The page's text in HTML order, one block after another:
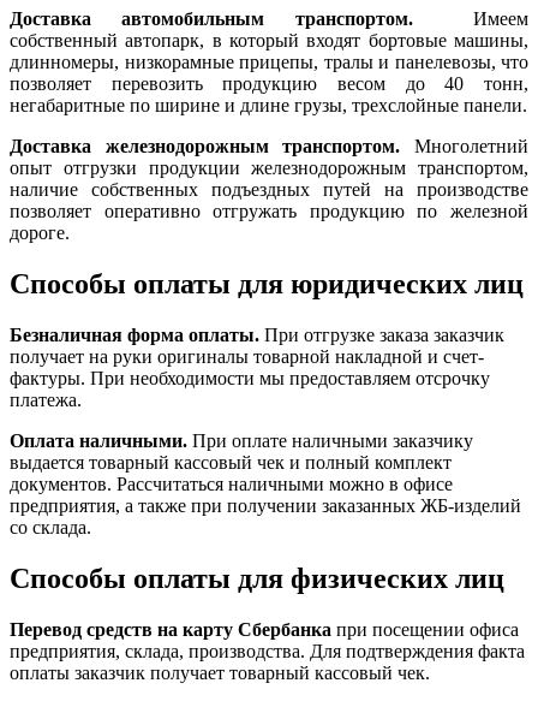
Доставка автомобильным транспортом.Имеем
собственный автопарк, в который входят бортовые машины,
длинномеры, низкорамные прицепы, тралы и панелевозы, что
позволяет перевозить продукцию весом до 40 тонн,
негабаритные по ширине и длине грузы, трехслойные панели.
Доставка железнодорожным транспортом. Многолетний
опыт отгрузки продукции железнодорожным транспортом,
наличие собственных подъездных путей на производстве
позволяет оперативно отгружать продукцию по железной
дороге.
Способы оплаты для юридических лиц
Безналичная форма оплаты. При отгрузке заказа заказчик
получает на руки оригиналы товарной накладной и счет-
фактуры. При необходимости мы предоставляем отсрочку
платежа.
Оплата наличными. При оплате наличными заказчику
выдается товарный кассовый чек и полный комплект
документов. Рассчитаться наличными можно в офисе
предприятия, а также при получении заказанных ЖБ-изделий
со склада.
Способы оплаты для физических лиц
Перевод средств на карту Сбербанка при посещении офиса
предприятия, склада, производства. Для подтверждения факта
оплаты заказчик получает товарный кассовый чек.